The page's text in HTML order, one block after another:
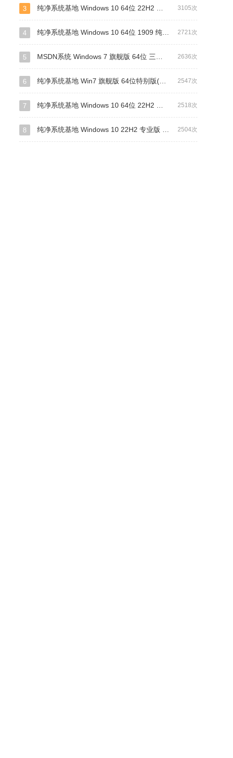
3105次
3 纯净系统基地 Windows 10 64位 22H2 纯净专业版（万能驱动版）
2721次
4 纯净系统基地 Windows 10 64位 1909 纯净专业版（万能驱动版）
2636次
5 MSDN系统 Windows 7 旗舰版 64位 三版合一 原版系统
2547次
6 纯净系统基地 Win7 旗舰版 64位特别版(支持intel&amd最新硬件)
2518次
7 纯净系统基地 Windows 10 64位 22H2 装机专业版（万能驱动版）
2504次
8 纯净系统基地 Windows 10 22H2 专业版 64位(网卡版)